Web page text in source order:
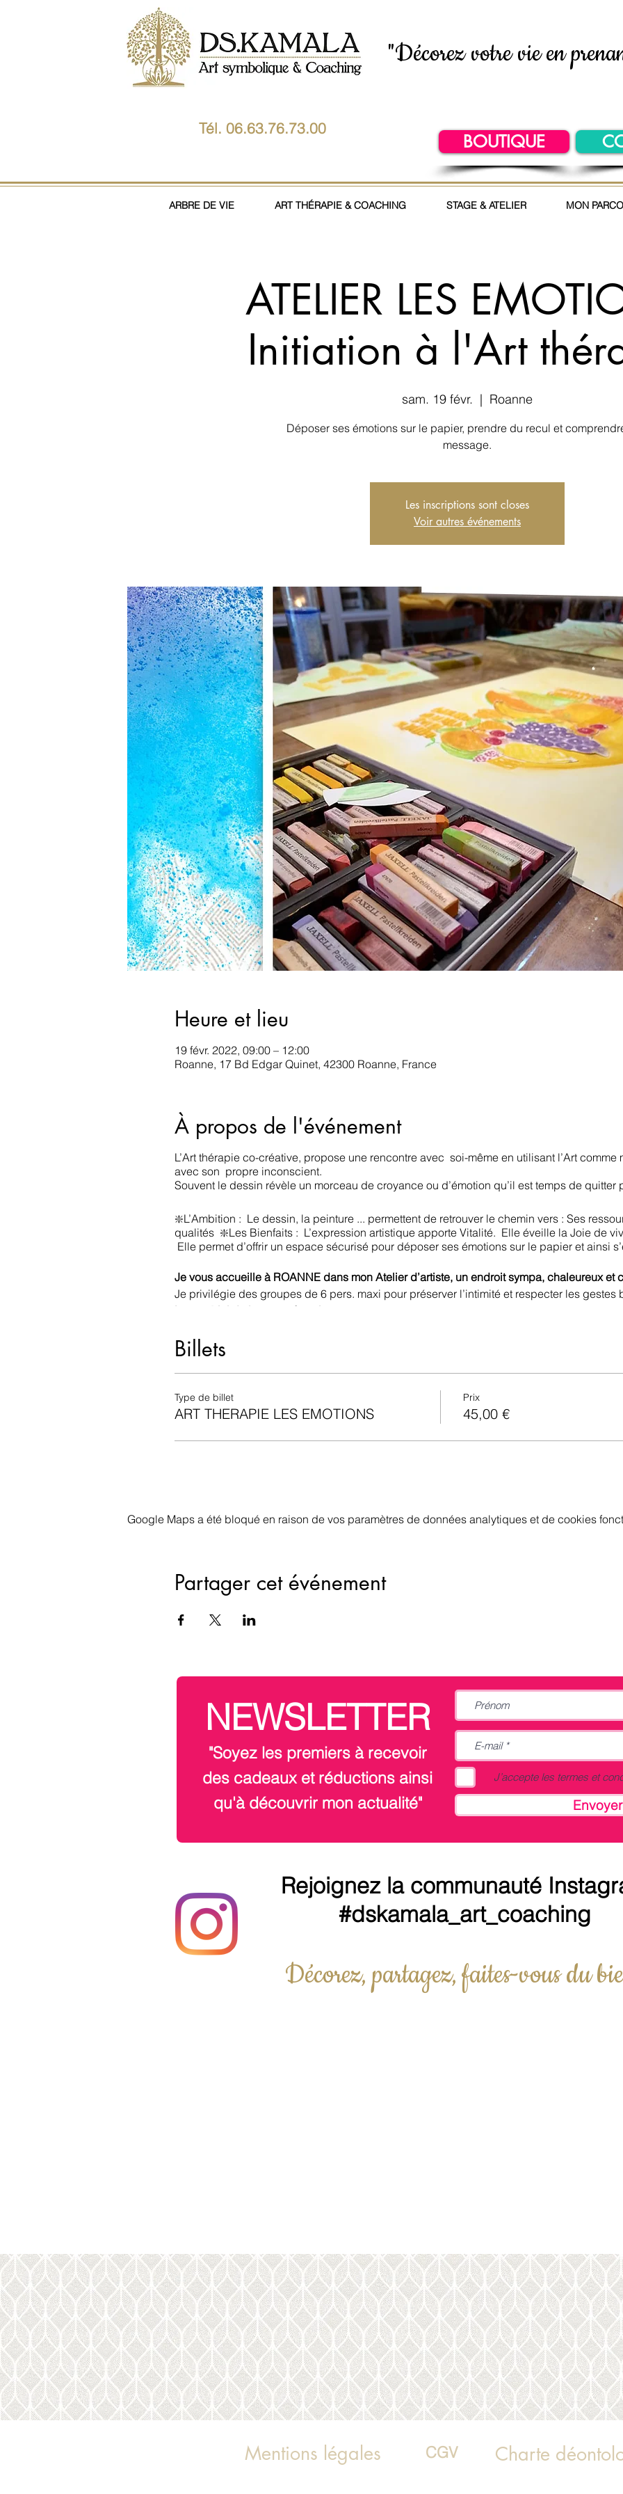
"Décorez votre vie en
Tél. 06.63.76.73.00
BOUTIQUE
ARBRE DE VIE ART THÉRAPIE & COACHING STAGE & ATELIER MON
ATELIER LES
Initiation à l'Art
sam. 19 févr.
  |
Roanne
Déposer ses émotions sur le papier, prendre du recul et
message.
Les inscriptions sont closes
Voir autres événements
Heure et lieu
19 févr. 2022, 09:00 – 12:00
Roanne, 17 Bd Edgar Quinet, 42300 Roanne, France
À propos de l'événement
L’Art thérapie co-créative, propose une rencontre avec soi-même en utilisant l’Art
avec son propre inconscient.
Souvent le dessin révèle un morceau de croyance ou d’émotion qu’il est temps de quitter
❇️L’Ambition : Le dessin, la peinture ... permettent de retrouver le chemin vers : Ses
qualités ❇️Les Bienfaits : L’expression artistique apporte Vitalité. Elle éveille la Joie de
Elle permet d’offrir un espace sécurisé pour déposer ses émotions sur le papier et ainsi
Je vous accueille à ROANNE dans mon Atelier d’artiste, un endroit sympa, chaleureux et
Je privilégie des groupes de 6 pers. maxi pour préserver l’intimité et respecter les gestes
Le matériel de base est fourni.
Au plaisir de vous rencontrer :)
Sophie
Billets
Type de billet
ART THERAPIE LES EMOTIONS
Prix
45,00 €
Google Maps a été bloqué en raison de vos paramètres de données analytiques et de cookies
Partager cet événement
NEWSLETTER
"Soyez les premiers à recevoir
des cadeaux et réductions ainsi
qu'à découvrir mon actualité"
J’accepte les termes et
Envoyer
Rejoignez la communauté
#dskamala_art_coaching
Décorez, partagez, faites-vous du
Mentions légales CGV Charte